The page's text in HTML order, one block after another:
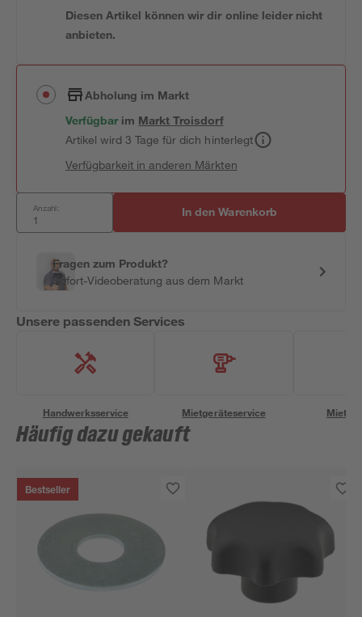
Diesen Artikel können wir dir online leider nicht
anbieten.
Abholung im Markt
Verfügbar im MarktTroisdorf
Artikel wird 3 Tage für dich hinterlegt
Verfügbarkeit in anderen Märkten
Anzahl: In den Warenkorb
Fragen zum Produkt?
Sofort-Videoberatung aus dem Markt
Unsere passenden Services
Handwerksservice Mietgeräteservice
Häufig dazu gekauft
Bestseller